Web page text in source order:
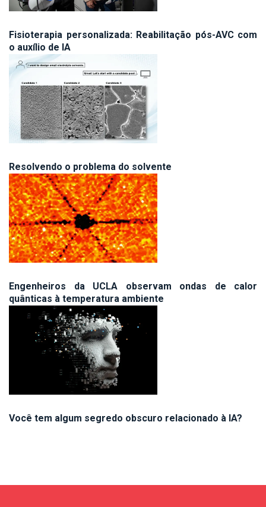
Fisioterapia personalizada: Reabilitação pós-AVC com
o auxílio de IA
Resolvendo o problema do solvente
Engenheiros da UCLA observam ondas de calor
quânticas à temperatura ambiente
Você tem algum segredo obscuro relacionado à IA?